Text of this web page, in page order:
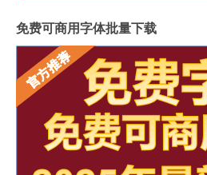
免费可商用字体批量下载